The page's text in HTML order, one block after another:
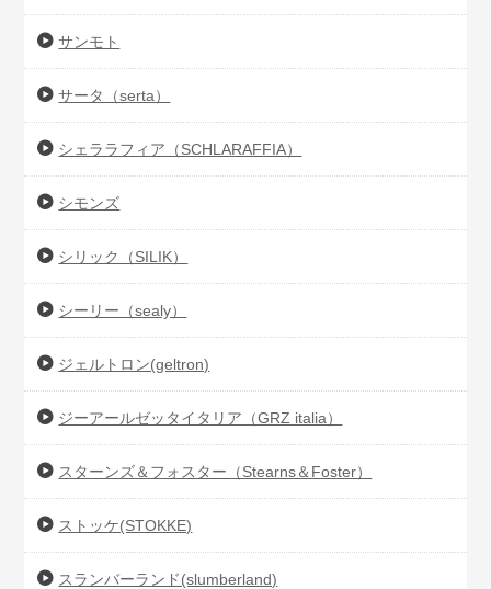
サンモト
サータ（serta）
シェララフィア（SCHLARAFFIA）
シモンズ
シリック（SILIK）
シーリー（sealy）
ジェルトロン(geltron)
ジーアールゼッタイタリア（GRZ italia）
スターンズ＆フォスター（Stearns＆Foster）
ストッケ(STOKKE)
スランバーランド(slumberland)